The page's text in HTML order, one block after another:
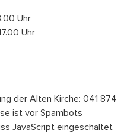
Uhr
Uhr
der Alten Kirche: 041 874
ist vor Spambots
JavaScript eingeschaltet